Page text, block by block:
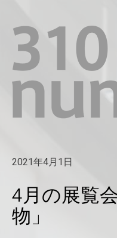
2021年4月1日
4月の展覧
物」